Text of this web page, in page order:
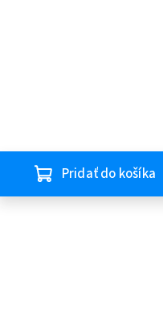
Pridať do košíka